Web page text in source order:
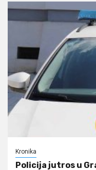
Kronika
Policija jutros u